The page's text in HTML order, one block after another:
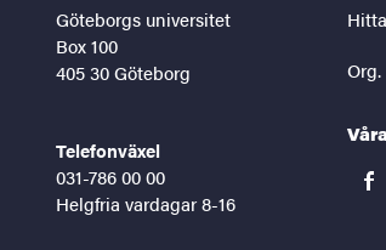
Göteborgs universitet
Box 100
405 30 Göteborg
Telefonväxel
031-786 00 00
Helgfria vardagar 8-16
Org.